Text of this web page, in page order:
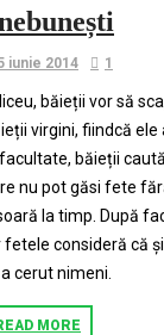
iunie 2014 1
băieții vor să
virgini, fiindcă ele
băieții
nu pot găsi fete
la timp. După
fetele consideră că
cerut nimeni.
MORE